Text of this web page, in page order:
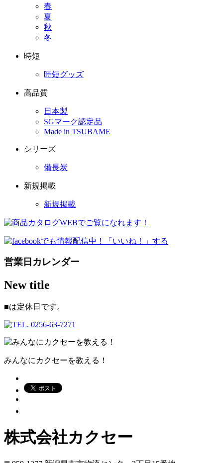
春
夏
秋
冬
時短
時短グッズ
高品質
日本製
SGマーク認定品
Made in TSUBAME
シリーズ
備長炭
新規掲載
新規掲載
営業日カレンダー
New title
■は定休日です。
みんなにカクセーを教える！
株式会社カクセー